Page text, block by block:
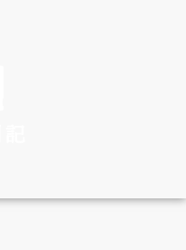
DIARY